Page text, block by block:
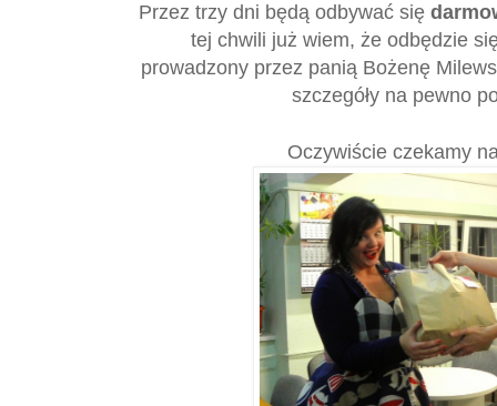
Przez trzy dni będą odbywać się
tej chwili już wiem, że odbędzie
prowadzony przez panią Bożenę
szczegóły na pewno
Oczywiście czekamy